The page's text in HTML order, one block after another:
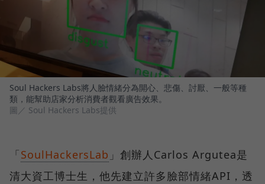
Soul Hackers Labs將人臉情緒分為開心、悲傷、討厭、一般等種
類，能幫助店家分析消費者觀看廣告效果。
圖／ Soul Hackers Labs提供
「SoulHackersLab 」創辦人Carlos Argutea是
清大資工博士生，他先建立許多臉部情緒API，透